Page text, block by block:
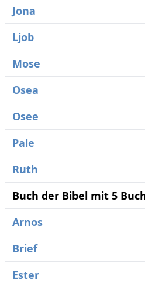
Jona
Ljob
Mose
Osea
Osee
Pale
Ruth
Buch der Bibel mit 5
Arnos
Brief
Ester